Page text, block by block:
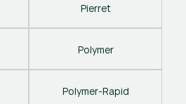
Pierret
Polymer
Polymer-Rapid